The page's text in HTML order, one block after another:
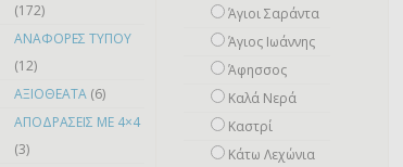
(172)
ΑΝΑΦΟΡΕΣ ΤΥΠΟΥ
(12)
ΑΞΙΟΘΕΑΤΑ (6)
ΑΠΟΔΡΑΣΕΙΣ ΜΕ 4×4
(3)
Άγιοι Σαράντα
Άγιος Ιωάννης
Άφησσος
Καλά Νερά
Καστρί
Κάτω Λεχώνια